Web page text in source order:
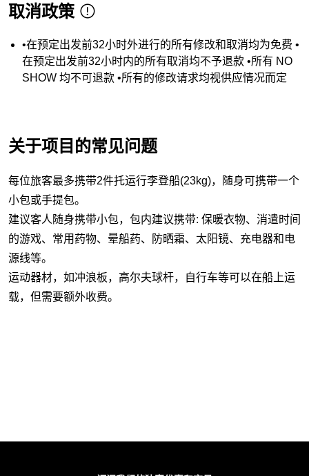
取消政策
•在预定出发前32小时外进行的所有修改和取消均为免费 •
在预定出发前32小时内的所有取消均不予退款 •所有 NO
SHOW 均不可退款 •所有的修改请求均视供应情况而定
关于项目的常见问题
每位旅客最多携带2件托运行李登船(23kg)，随身可携带一个
小包或手提包。
建议客人随身携带小包，包内建议携带: 保暖衣物、消遣时间
的游戏、常用药物、晕船药、防晒霜、太阳镜、充电器和电
源线等。
运动器材，如冲浪板，高尔夫球杆，自行车等可以在船上运
载，但需要额外收费。